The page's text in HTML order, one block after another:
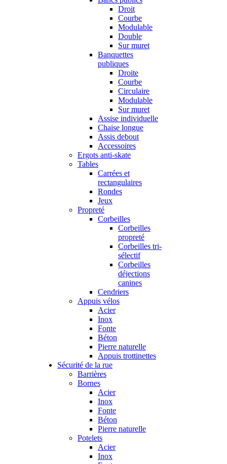
Droit
Courbe
Modulable
Double
Sur muret
Banquettes
publiques
Droite
Courbe
Circulaire
Modulable
Sur muret
Assise individuelle
Chaise longue
Assis debout
Accessoires
Ergots anti-skate
Tables
Carrées et
rectangulaires
Rondes
Jeux
Propreté
Corbeilles
Corbeilles
propreté
Corbeilles tri-
sélectif
Corbeilles
déjections
canines
Cendriers
Appuis vélos
Acier
Inox
Fonte
Béton
Pierre naturelle
Appuis trottinettes
Sécurité de la rue
Barrières
Bornes
Acier
Inox
Fonte
Béton
Pierre naturelle
Potelets
Acier
Inox